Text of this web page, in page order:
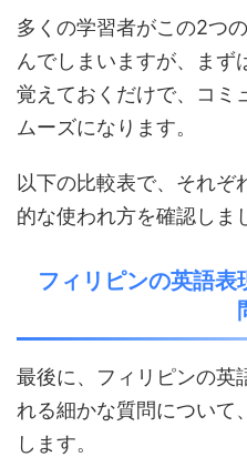
多くの学習者がこの2つ
んでしまいますが、まず
覚えておくだけで、コミ
ムーズになります。
以下の比較表で、それぞ
的な使われ方を確認しま
フィリピンの英語表
最後に、フィリピンの英
れる細かな質問について
します。